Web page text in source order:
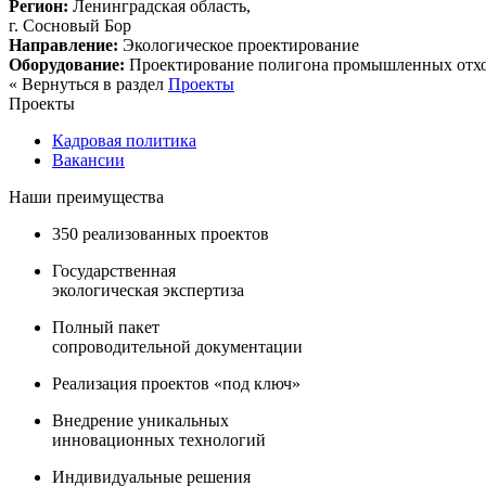
Регион: Ленинградская область,
г. Сосновый Бор
Направление: Экологическое проектирование
Оборудование: Проектирование полигона промышленных
« Вернуться в раздел Проекты
Проекты
Кадровая политика
Вакансии
Наши преимущества
350 реализованных проектов
Государственная
экологическая экспертиза
Полный пакет
сопроводительной документации
Реализация проектов «под ключ»
Внедрение уникальных
инновационных технологий
Индивидуальные решения